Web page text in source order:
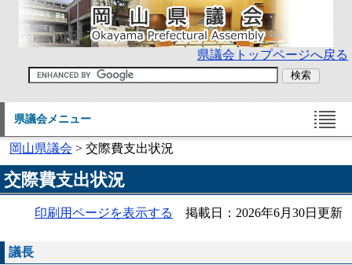
県議会トップページへ戻る
県議会メニュー
岡山県議会 > 交際費支出状況
交際費支出状況
印刷用ページを表示する 掲載日：2026年6月30日更新
議長